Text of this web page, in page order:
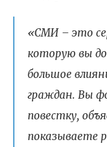
«СМИ – это
которую вы
большое
граждан. Вы
повестку,
показываете